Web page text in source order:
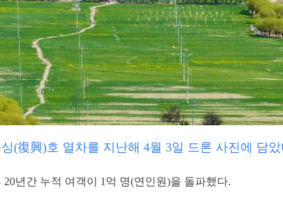
(復興)호 열차를 지난해 4월 3일 드론 사진에 담
년간 누적 여객이 1억 명(연인원)을 돌파했다.